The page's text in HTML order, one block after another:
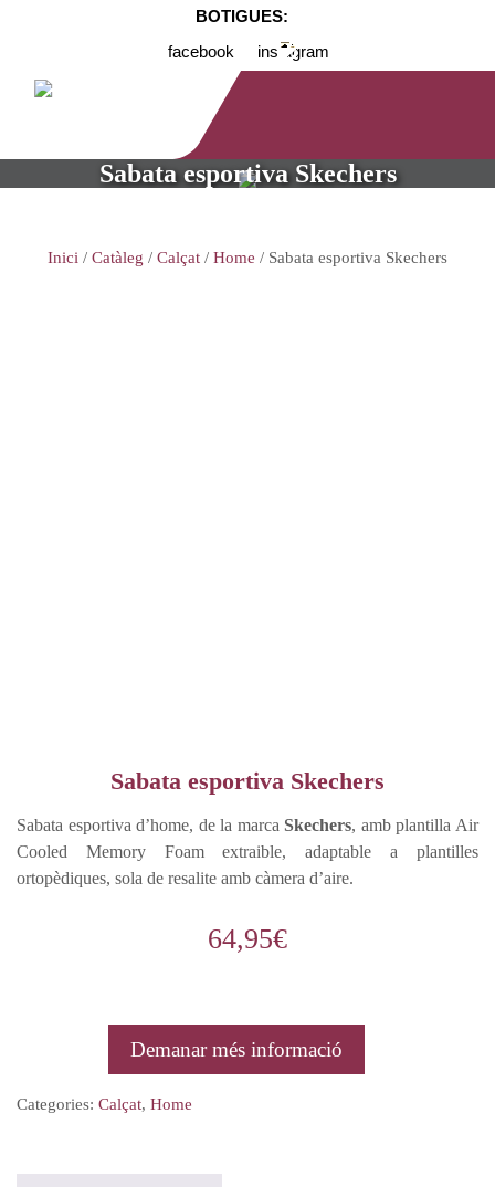
BOTIGUES:
facebook
instagram
Sabata esportiva Skechers
Inici / Catàleg / Calçat / Home / Sabata esportiva Skechers
Sabata esportiva Skechers
Sabata esportiva d’home, de la marca Skechers, amb plantilla Air
Cooled Memory Foam extraible, adaptable a plantilles
ortopèdiques, sola de resalite amb càmera d’aire.
64,95€
Demanar més informació
Categories: Calçat, Home